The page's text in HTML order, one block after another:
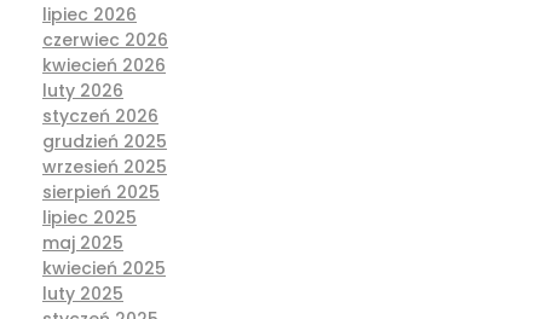
lipiec 2026
czerwiec 2026
kwiecień 2026
luty 2026
styczeń 2026
grudzień 2025
wrzesień 2025
sierpień 2025
lipiec 2025
maj 2025
kwiecień 2025
luty 2025